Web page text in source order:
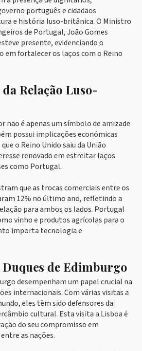
português e cidadãos
e história luso-britânica. O Ministro
de Portugal, João Gomes
presente, evidenciando o
em fortalecer os laços com o Reino
Relação Luso-
não é apenas um símbolo de amizade
possui implicações económicas
o Reino Unido saiu da União
renovado em estreitar laços
como Portugal.
que as trocas comerciais entre os
12% no último ano, refletindo a
para ambos os lados. Portugal
vinho e produtos agrícolas para o
importa tecnologia e
Duques de Edimburgo
desempenham um papel crucial na
internacionais. Com várias visitas a
eles têm sido defensores da
cultural. Esta visita a Lisboa é
do seu compromisso em
as nações.